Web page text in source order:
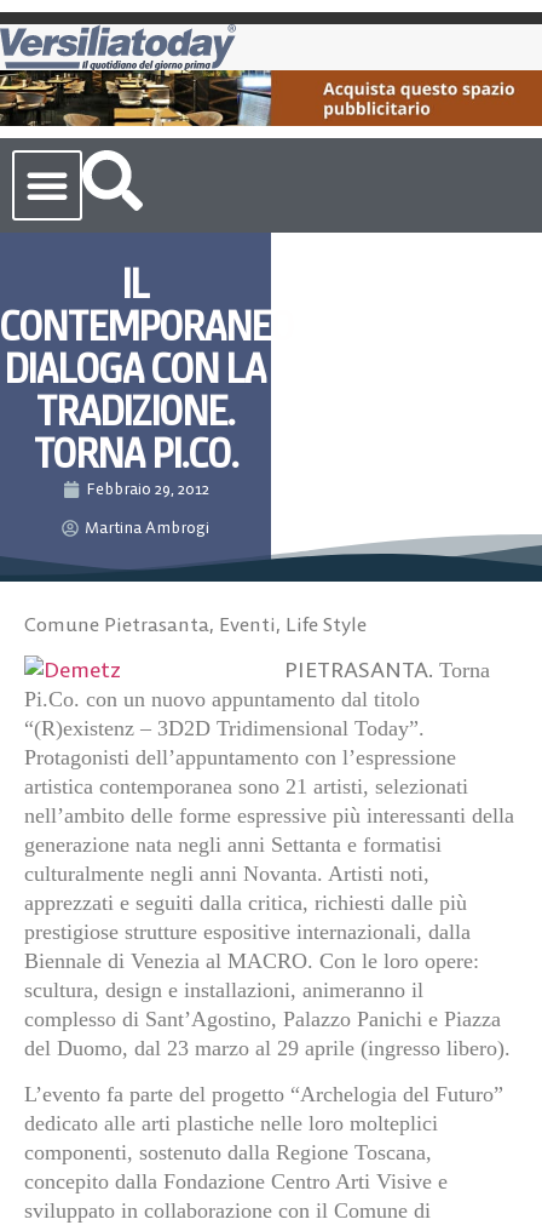
IL
CONTEMPORANEO
DIALOGA CON LA
TRADIZIONE.
TORNA PI.CO.
Febbraio 29, 2012
Martina Ambrogi
Comune Pietrasanta, Eventi, Life Style
PIETRASANTA. Torna
Pi.Co. con un nuovo appuntamento dal titolo
“(R)existenz – 3D2D Tridimensional Today”.
Protagonisti dell’appuntamento con l’espressione
artistica contemporanea sono 21 artisti, selezionati
nell’ambito delle forme espressive più interessanti della
generazione nata negli anni Settanta e formatisi
culturalmente negli anni Novanta. Artisti noti,
apprezzati e seguiti dalla critica, richiesti dalle più
prestigiose strutture espositive internazionali, dalla
Biennale di Venezia al MACRO. Con le loro opere:
scultura, design e installazioni, animeranno il
complesso di Sant’Agostino, Palazzo Panichi e Piazza
del Duomo, dal 23 marzo al 29 aprile (ingresso libero).
L’evento fa parte del progetto “Archelogia del Futuro”
dedicato alle arti plastiche nelle loro molteplici
componenti, sostenuto dalla Regione Toscana,
concepito dalla Fondazione Centro Arti Visive e
sviluppato in collaborazione con il Comune di